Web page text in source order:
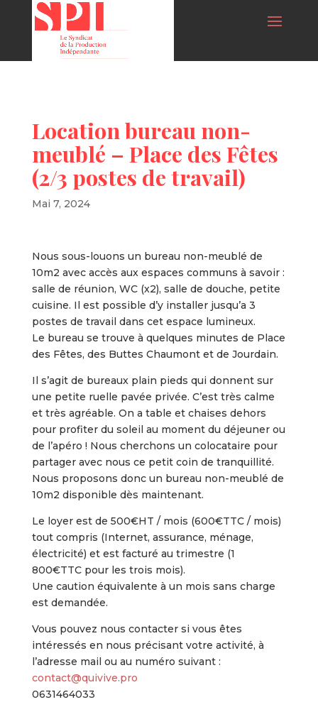
Location bureau non-
meublé – Place des Fêtes
(2/3 postes de travail)
Mai 7, 2024
Nous sous-louons un bureau non-meublé de
10m2 avec accès aux espaces communs à savoir :
salle de réunion, WC (x2), salle de douche, petite
cuisine. Il est possible d’y installer jusqu’a 3
postes de travail dans cet espace lumineux.
Le bureau se trouve à quelques minutes de Place
des Fêtes, des Buttes Chaumont et de Jourdain.
Il s’agit de bureaux plain pieds qui donnent sur
une petite ruelle pavée privée. C’est très calme
et très agréable. On a table et chaises dehors
pour profiter du soleil au moment du déjeuner ou
de l’apéro ! Nous cherchons un colocataire pour
partager avec nous ce petit coin de tranquillité.
Nous proposons donc un bureau non-meublé de
10m2 disponible dès maintenant.
Le loyer est de 500€HT / mois (600€TTC / mois)
tout compris (Internet, assurance, ménage,
électricité) et est facturé au trimestre (1
800€TTC pour les trois mois).
Une caution équivalente à un mois sans charge
est demandée.
Vous pouvez nous contacter si vous êtes
intéressés en nous précisant votre activité, à
l’adresse mail ou au numéro suivant :
contact@quivive.pro
0631464033